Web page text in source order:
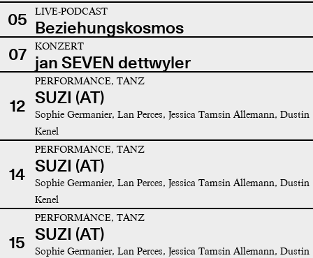
05 LIVE-PODCAST
Beziehungskosmos
07
KONZERT
jan SEVEN dettwyler
12
PERFORMANCE, TANZ
SUZI (AT)
Sophie Germanier, Lan Perces, Jessica Tamsin Allemann, Dustin
Kenel
14
PERFORMANCE, TANZ
SUZI (AT)
Sophie Germanier, Lan Perces, Jessica Tamsin Allemann, Dustin
Kenel
15
PERFORMANCE, TANZ
SUZI (AT)
Sophie Germanier, Lan Perces, Jessica Tamsin Allemann, Dustin